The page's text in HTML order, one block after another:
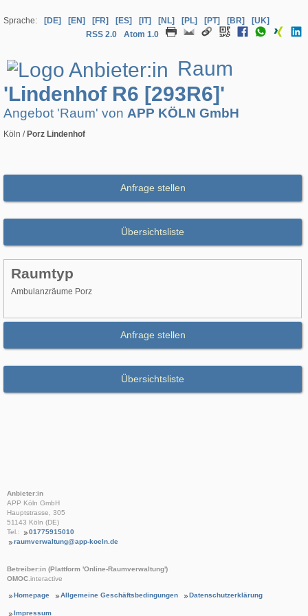
Sprache: [DE] [EN] [FR] [ES] [IT] [NL] [PL] [PT] [BR]
[UK]
RSS 2.0
Atom 1.0
Raum
'Lindenhof R6 [293R6]'
Angebot 'Raum' von APP KÖLN GmbH
Köln / Porz Lindenhof
Anfrage stellen
Übersichtsliste
Raumtyp
Ambulanzräume Porz
Anfrage stellen
Übersichtsliste
Anbieter:in
APP Köln GmbH
Hauptstrasse, 305
51143 Köln (DE)
Tel.:
01775915010
raumverwaltung@app-koeln.de
Betreiber:in (Plattform 'Online-Raumverwaltung')
OMOC.interactive
Homepage Allgemeine Geschäftsbedingungen Datenschutzerklärung
Impressum